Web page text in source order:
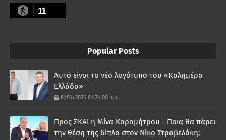
11
Popular Posts
Αυτό είναι το νέο λογότυπο του «Καλημέρα
Ελλάδα»
8/01/2026 01:24:00 μ.μ.
Προς ΣΚΑΪ η Μίνα Καραμήτρου - Ποια θα πάρει
την θέση της δίπλα στον Νίκο Στραβελάκη;